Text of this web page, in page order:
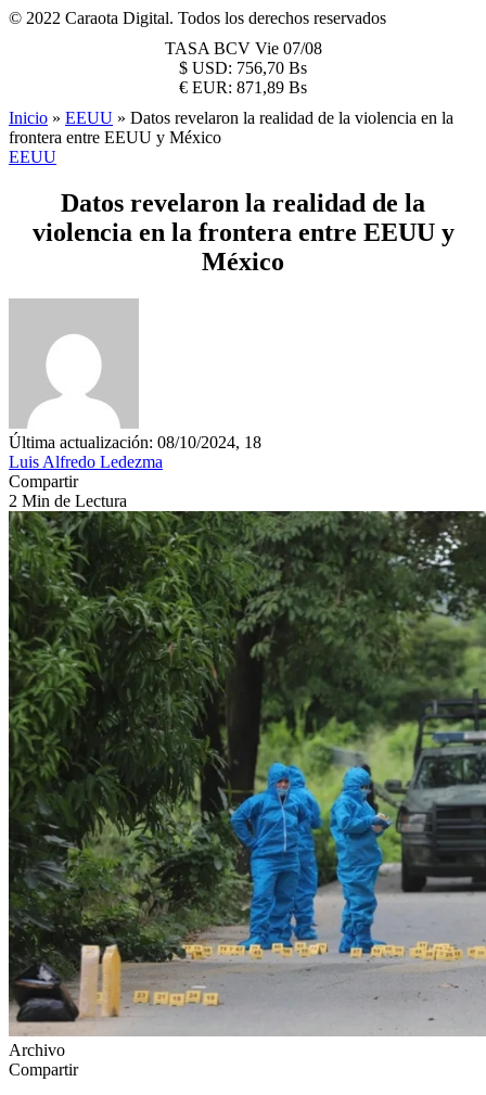
© 2022 Caraota Digital. Todos los derechos reservados
TASA BCV Vie 07/08
$ USD: 756,70 Bs
€ EUR: 871,89 Bs
Inicio » EEUU » Datos revelaron la realidad de la violencia en la
frontera entre EEUU y México
EEUU
Datos revelaron la realidad de la
violencia en la frontera entre EEUU y
México
Última actualización: 08/10/2024, 18
Luis Alfredo Ledezma
Compartir
2 Min de Lectura
Archivo
Compartir